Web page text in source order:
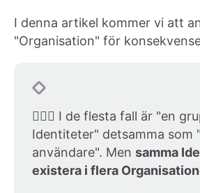
I denna artikel kommer vi att
"Organisation" för
🤹🏽‍♀️ I de flesta fall är "en
Identiteter" detsamma som
användare". Men samma
existera i flera